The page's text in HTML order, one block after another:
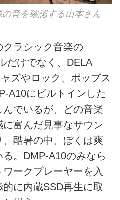
音を確認する山本さん
ラシック音楽の
だけでなく、DELA
ズやロック、ポップス
A10にビルトインした
でいるが、どの音楽
富んだ見事なサウン
、酷暑の中、ぼくは爽
。DMP-A10のみなら
ークプレーヤーを入
に内蔵SSD再生に取